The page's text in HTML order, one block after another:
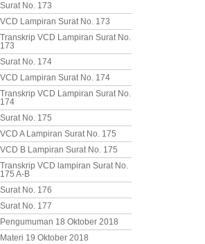
Surat No. 173
VCD Lampiran Surat No. 173
Transkrip VCD Lampiran Surat No.
173
Surat No. 174
VCD Lampiran Surat No. 174
Transkrip VCD Lampiran Surat No.
174
Surat No. 175
VCD A Lampiran Surat No. 175
VCD B Lampiran Surat No. 175
Transkrip VCD lampiran Surat No.
175 A-B
Surat No. 176
Surat No. 177
Pengumuman 18 Oktober 2018
Materi 19 Oktober 2018